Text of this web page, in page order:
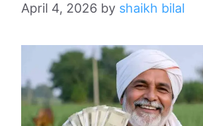
April 4, 2026 by shaikh bilal